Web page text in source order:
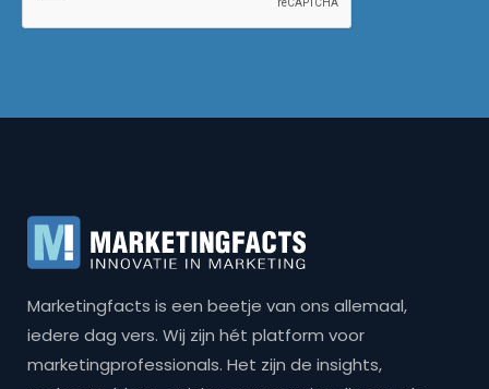
Marketingfacts is een beetje van ons allemaal,
iedere dag vers. Wij zijn hét platform voor
marketingprofessionals. Het zijn de insights,